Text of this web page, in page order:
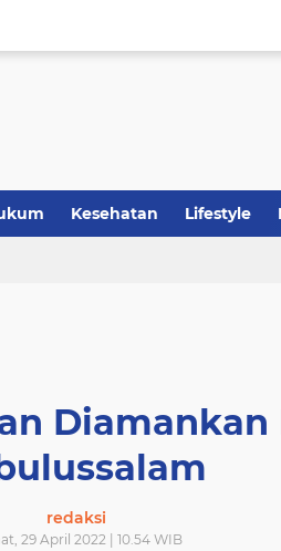
Kesehatan Lifestyle
Diamankan
redaksi
29 April 2022 | 10.54 WIB